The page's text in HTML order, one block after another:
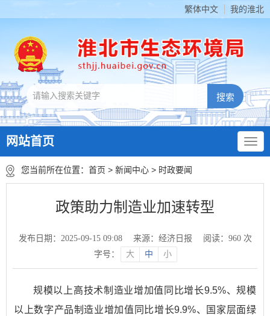
繁体中文 我的淮北
网站首页
您当前所在位置： 首页 > 新闻中心 > 时政要闻
政策助力制造业加速转型
发布日期：2025-09-15 09:08 来源：经济日报 阅读： 960次
字号：
大 中 小
规模以上高技术制造业增加值同比增长9.5%、规模
以上数字产品制造业增加值同比增长9.9%、国家层面绿